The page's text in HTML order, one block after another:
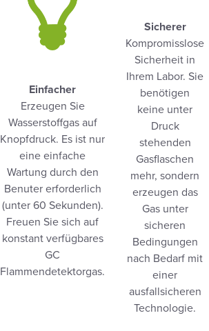
Einfacher
Erzeugen Sie
Wasserstoffgas auf
Knopfdruck. Es ist nur
eine einfache
Wartung durch den
Benuter erforderlich
(unter 60 Sekunden).
Freuen Sie sich auf
konstant verfügbares
GC
Flammendetektorgas.
Sicherer
Kompromisslose
Sicherheit in
Ihrem Labor. Sie
benötigen
keine unter
Druck
stehenden
Gasflaschen
mehr, sondern
erzeugen das
Gas unter
sicheren
Bedingungen
nach Bedarf mit
einer
ausfallsicheren
Technologie.